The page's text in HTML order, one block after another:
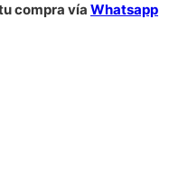
compra vía Whatsapp
GRIS